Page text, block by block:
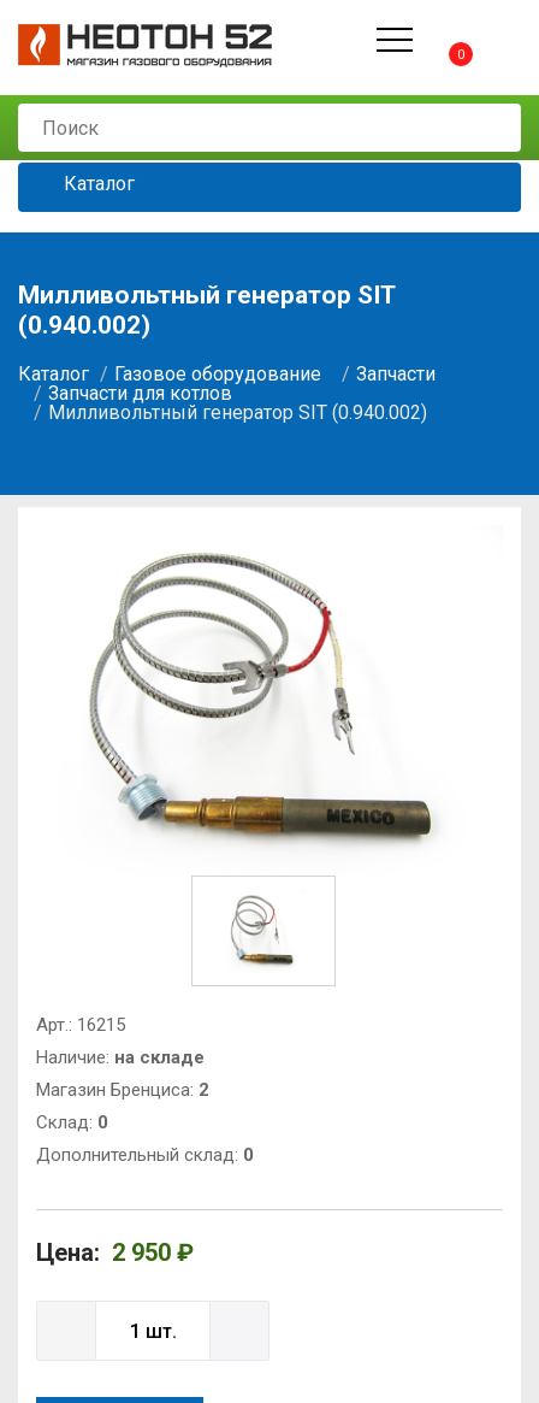
0
Каталог
Милливольтный генератор SIT
(0.940.002)
Каталог Газовое оборудование
Запчасти
Запчасти для котлов
Милливольтный генератор SIT (0.940.002)
Арт.: 16215
Наличие: на складе
Магазин Бренциса: 2
Cклад: 0
Дополнительный склад: 0
Цена: 2 950 ₽